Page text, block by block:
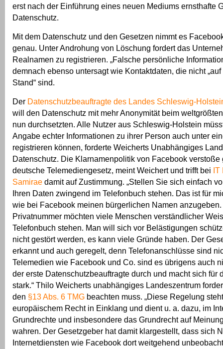
erst nach der Einführung eines neuen Mediums ernsthafte
Datenschutz.
Mit dem Datenschutz und den Gesetzen nimmt es
genau. Unter Androhung von Löschung fordert das
Realnamen zu registrieren. „Falsche persönliche
demnach ebenso untersagt wie Kontaktdaten, die nicht
Stand“ sind.
Der Datenschutzbeauftragte des Landes Schleswig-
will den Datenschutz mit mehr Anonymität beim
nun durchsetzten. Alle Nutzer aus Schleswig-Holstein
Angabe echter Informationen zu ihrer Person auch unter
registrieren können, forderte Weicherts Unabhängiges
Datenschutz. Die Klarnamenpolitik von Facebook verstoße
deutsche Telemediengesetz, meint Weichert und trifft bei IT
Samirae damit auf Zustimmung. „Stellen Sie sich einfach
Ihren Daten zwingend im Telefonbuch stehen. Das ist für
wie bei Facebook meinen bürgerlichen Namen anzugeben.
Privatnummer möchten viele Menschen verständlicher
Telefonbuch stehen. Man will sich vor Belästigungen
nicht gestört werden, es kann viele Gründe haben. Der
erkannt und auch geregelt, denn Telefonanschlüsse sind
Telemedien wie Facebook und Co. sind es übrigens auch
der erste Datenschutzbeauftragte durch und macht sich für
stark.“ Thilo Weicherts unabhängiges Landeszentrum
den §13 Abs. 6 TMG beachten muss. „Diese Regelung
europäischem Recht in Einklang und dient u. a. dazu, im
Grundrechte und insbesondere das Grundrecht auf
wahren. Der Gesetzgeber hat damit klargestellt, dass sich
Internetdiensten wie Facebook dort weitgehend